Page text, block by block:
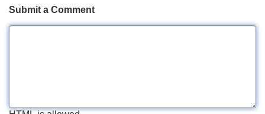
Submit a Comment